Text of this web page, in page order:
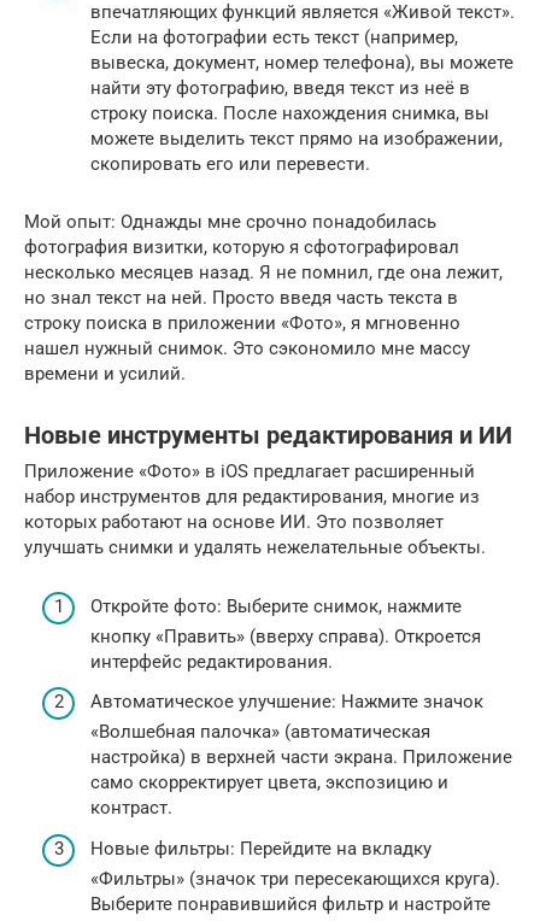
впечатляющих функций является «Живой текст».
Если на фотографии есть текст (например,
вывеска, документ, номер телефона), вы можете
найти эту фотографию, введя текст из неё в
строку поиска. После нахождения снимка, вы
можете выделить текст прямо на изображении,
скопировать его или перевести.
Мой опыт: Однажды мне срочно понадобилась
фотография визитки, которую я сфотографировал
несколько месяцев назад. Я не помнил, где она лежит,
но знал текст на ней. Просто введя часть текста в
строку поиска в приложении «Фото», я мгновенно
нашел нужный снимок. Это сэкономило мне массу
времени и усилий.
Новые инструменты редактирования и ИИ
Приложение «Фото» в iOS предлагает расширенный
набор инструментов для редактирования, многие из
которых работают на основе ИИ. Это позволяет
улучшать снимки и удалять нежелательные объекты.
Откройте фото: Выберите снимок, нажмите
кнопку «Править» (вверху справа). Откроется
интерфейс редактирования.
Автоматическое улучшение: Нажмите значок
«Волшебная палочка» (автоматическая
настройка) в верхней части экрана. Приложение
само скорректирует цвета, экспозицию и
контраст.
Новые фильтры: Перейдите на вкладку
«Фильтры» (значок три пересекающихся круга).
Выберите понравившийся фильтр и настройте